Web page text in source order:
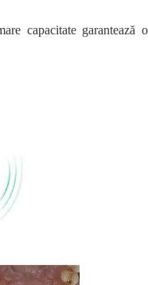
capacitate garantează